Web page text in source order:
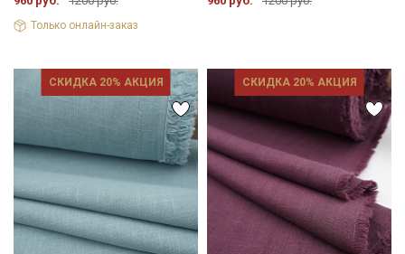
Только онлайн-заказ
СКИДКА 20% АКЦИЯ СКИДКА 20% АКЦИЯ